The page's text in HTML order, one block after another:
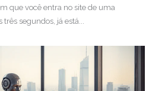
que você entra no site de uma
segundos, já está...